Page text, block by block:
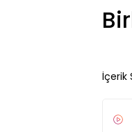
İçerik